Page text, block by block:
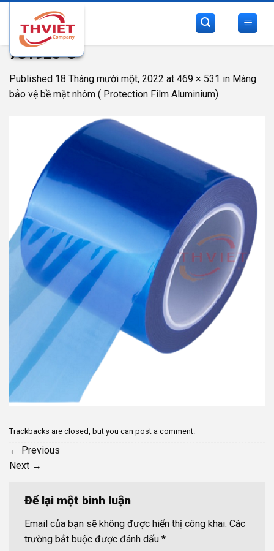
content
781920-3
Published 18 Tháng mười một, 2022 at 469 × 531 in Màng
bảo vệ bề mặt nhôm ( Protection Film Aluminium)
Trackbacks are closed, but you can post a comment
← Previous
Next →
Để lại một bình luận
Email của bạn sẽ không được hiển thị công khai. Các
trường bắt buộc được đánh dấu *